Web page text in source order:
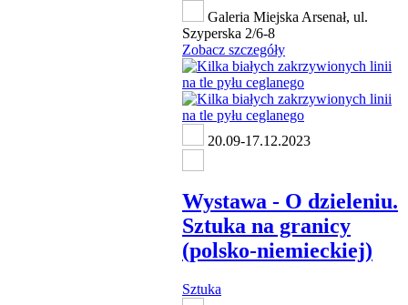
Galeria Miejska Arsenał, ul.
Szyperska 2/6-8
Zobacz szczegóły
20.09-17.12.2023
Wystawa - O dzieleniu.
Sztuka na granicy
(polsko-niemieckiej)
Sztuka